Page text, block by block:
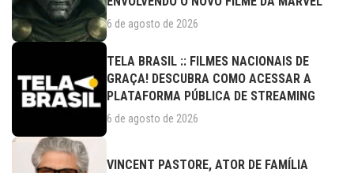
6 de agosto de 2026
TELA BRASIL :: FILMES NACIONAIS DE
GRAÇA! DESCUBRA COMO ACESSAR A
PLATAFORMA PÚBLICA DE STREAMING
6 de agosto de 2026
VINCENT PASTORE, ATOR DE FAMÍLIA